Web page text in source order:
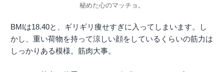
秘めた心のマッチョ。
BMIは18.40と、ギリギリ痩せすぎに入ってしまいます。し
かし、重い荷物を持って涼しい顔をしているくらいの筋力は
しっかりある模様。筋肉大事。